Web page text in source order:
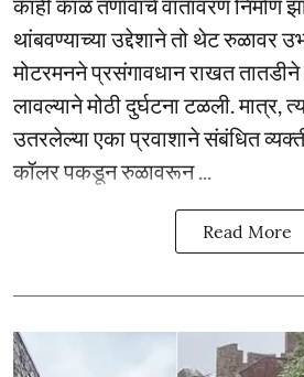
थांबवण्याच्या उद्देशाने तो थेट रुळावर
मोटरमनने प्रसंगावधान राखत
लावल्याने मोठी दुर्घटना टळली. मात्र,
उतरलेल्या एका प्रवाशाने संबंधित
कॉलर पकडून रुळावरून ...
Read More